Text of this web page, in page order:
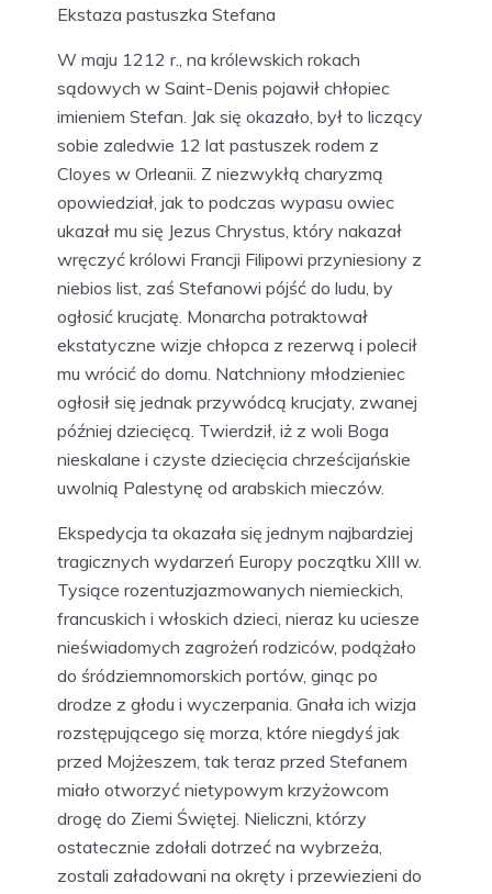
Ekstaza pastuszka Stefana
W maju 1212 r., na królewskich rokach
sądowych w Saint-Denis pojawił chłopiec
imieniem Stefan. Jak się okazało, był to liczący
sobie zaledwie 12 lat pastuszek rodem z
Cloyes w Orleanii. Z niezwykłą charyzmą
opowiedział, jak to podczas wypasu owiec
ukazał mu się Jezus Chrystus, który nakazał
wręczyć królowi Francji Filipowi przyniesiony z
niebios list, zaś Stefanowi pójść do ludu, by
ogłosić krucjatę. Monarcha potraktował
ekstatyczne wizje chłopca z rezerwą i polecił
mu wrócić do domu. Natchniony młodzieniec
ogłosił się jednak przywódcą krucjaty, zwanej
później dziecięcą. Twierdził, iż z woli Boga
nieskalane i czyste dziecięcia chrześcijańskie
uwolnią Palestynę od arabskich mieczów.
Ekspedycja ta okazała się jednym najbardziej
tragicznych wydarzeń Europy początku XIII w.
Tysiące rozentuzjazmowanych niemieckich,
francuskich i włoskich dzieci, nieraz ku uciesze
nieświadomych zagrożeń rodziców, podążało
do śródziemnomorskich portów, ginąc po
drodze z głodu i wyczerpania. Gnała ich wizja
rozstępującego się morza, które niegdyś jak
przed Mojżeszem, tak teraz przed Stefanem
miało otworzyć nietypowym krzyżowcom
drogę do Ziemi Świętej. Nieliczni, którzy
ostatecznie zdołali dotrzeć na wybrzeża,
zostali załadowani na okręty i przewiezieni do